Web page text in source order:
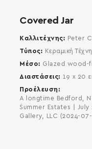
Covered Jar
Καλλιτέχνης
Peter
Τύπος
Κεραμική Τέχνη
Μέσο
Glazed wood-
Διαστάσεις
19 x 20
Προέλευση
A longtime Bedford,
Summer Estates |
Gallery, LLC (2024-